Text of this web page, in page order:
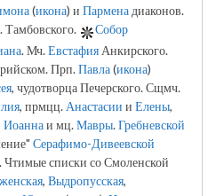
(икона) и Пармена диаконов.
Тамбовского.
Собор
. Мч.Евстафия Анкирского.
Прп.Павла(икона)
, чудотворца Печерского. Сщмч.
, прмцц. Анастасии и Елены,
Иоаннаи мц.Мавры.Гребневской
Серафимо-Дивеевской
списки со Смоленской
, Выдропусская,